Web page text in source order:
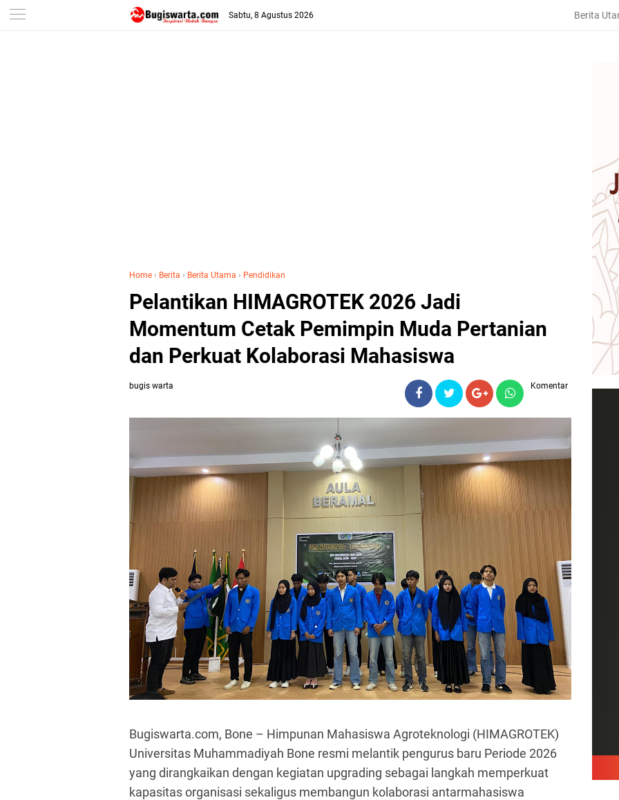
-->
Sabtu, 8 Agustus 2026 Berita
Home › Berita › Berita Utama › Pendidikan
Pelantikan HIMAGROTEK 2026 Jadi
Momentum Cetak Pemimpin Muda Pertanian
dan Perkuat Kolaborasi Mahasiswa
bugis warta Komentar
Bugiswarta.com, Bone – Himpunan Mahasiswa Agroteknologi (HIMAGROTEK)
Universitas Muhammadiyah Bone resmi melantik pengurus baru Periode 2026
yang dirangkaikan dengan kegiatan upgrading sebagai langkah memperkuat
kapasitas organisasi sekaligus membangun kolaborasi antarmahasiswa